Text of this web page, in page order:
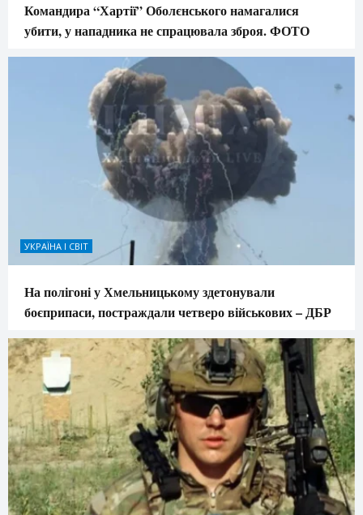
Командира “Хартії” Оболєнського намагалися
убити, у нападника не спрацювала зброя. ФОТО
УКРАЇНА І СВІТ
На полігоні у Хмельницькому здетонували
боєприпаси, постраждали четверо військових – ДБР